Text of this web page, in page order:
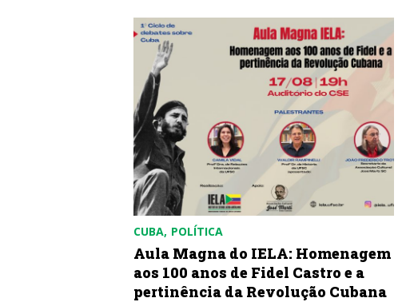
CUBA POLÍTICA
Aula Magna do IELA: Homenagem
aos 100 anos de Fidel Castro e a
pertinência da Revolução Cubana